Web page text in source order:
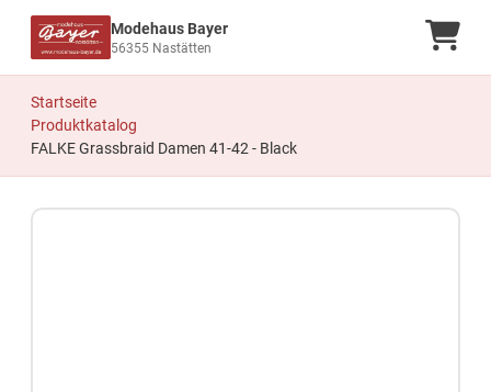
Modehaus Bayer
56355 Nastätten
Startseite
Produktkatalog
FALKE Grassbraid Damen 41-42 - Black